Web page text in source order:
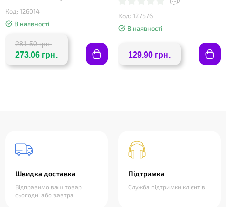
Код: 126014
В наявності
281.50 грн.
273.06 грн.
Код: 127576
В наявності
129.90 грн.
Швидка доставка
Відправимо ваш товар
сьогодні або завтра
Підтримка
Служба підтримки клієнтів